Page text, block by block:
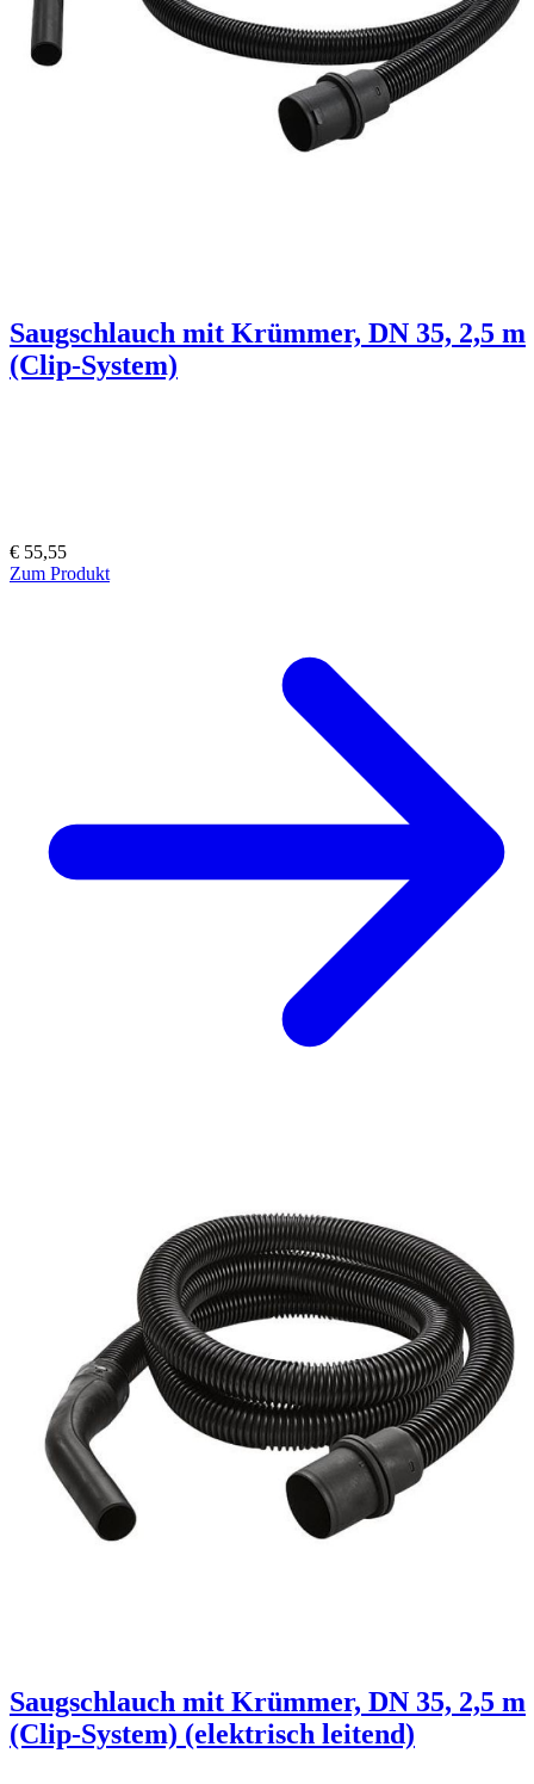
Saugschlauch mit Krümmer, DN 35, 2,5 m
(Clip-System)
€ 55,55
Zum Produkt
Saugschlauch mit Krümmer, DN 35, 2,5 m
(Clip-System) (elektrisch leitend)